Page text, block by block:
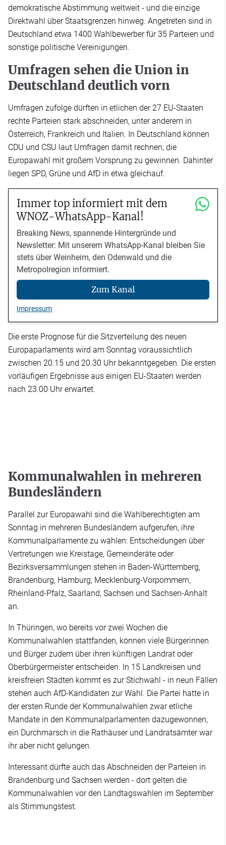
demokratische Abstimmung weltweit - und die einzige
Direktwahl über Staatsgrenzen hinweg. Angetreten sind in
Deutschland etwa 1400 Wahlbewerber für 35 Parteien und
sonstige politische Vereinigungen.
Umfragen sehen die Union in
Deutschland deutlich vorn
Umfragen zufolge dürften in etlichen der 27 EU-Staaten
rechte Parteien stark abschneiden, unter anderem in
Österreich, Frankreich und Italien. In Deutschland können
CDU und CSU laut Umfragen damit rechnen, die
Europawahl mit großem Vorsprung zu gewinnen. Dahinter
liegen SPD, Grüne und AfD in etwa gleichauf.
Immer top informiert mit dem
WNOZ-WhatsApp-Kanal!
Breaking News, spannende Hintergründe und
Newsletter: Mit unserem WhatsApp-Kanal bleiben Sie
stets über Weinheim, den Odenwald und die
Metropolregion informiert.
Zum Kanal
Impressum
Die erste Prognose für die Sitzverteilung des neuen
Europaparlaments wird am Sonntag voraussichtlich
zwischen 20.15 und 20.30 Uhr bekanntgegeben. Die ersten
vorläufigen Ergebnisse aus einigen EU-Staaten werden
nach 23.00 Uhr erwartet.
Kommunalwahlen in mehreren
Bundesländern
Parallel zur Europawahl sind die Wahlberechtigten am
Sonntag in mehreren Bundesländern aufgerufen, ihre
Kommunalparlamente zu wählen: Entscheidungen über
Vertretungen wie Kreistage, Gemeinderäte oder
Bezirksversammlungen stehen in Baden-Württemberg,
Brandenburg, Hamburg, Mecklenburg-Vorpommern,
Rheinland-Pfalz, Saarland, Sachsen und Sachsen-Anhalt
an.
In Thüringen, wo bereits vor zwei Wochen die
Kommunalwahlen stattfanden, können viele Bürgerinnen
und Bürger zudem über ihren künftigen Landrat oder
Oberbürgermeister entscheiden. In 15 Landkreisen und
kreisfreien Städten kommt es zur Stichwahl - in neun Fällen
stehen auch AfD-Kandidaten zur Wahl. Die Partei hatte in
der ersten Runde der Kommunalwahlen zwar etliche
Mandate in den Kommunalparlamenten dazugewonnen,
ein Durchmarsch in die Rathäuser und Landratsämter war
ihr aber nicht gelungen.
Interessant dürfte auch das Abschneiden der Parteien in
Brandenburg und Sachsen werden - dort gelten die
Kommunalwahlen vor den Landtagswahlen im September
als Stimmungstest.